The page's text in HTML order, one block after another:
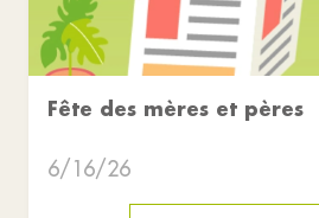
Fête des mères et pères
6/16/26